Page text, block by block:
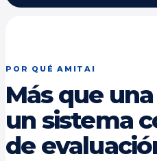
POR QUÉ AMITAI
Más que
un sistema
de